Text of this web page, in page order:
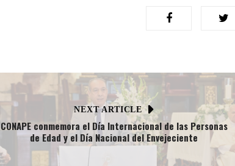
NEXT ARTICLE
CONAPE conmemora el Día Internacional de las Personas
de Edad y el Día Nacional del Envejeciente